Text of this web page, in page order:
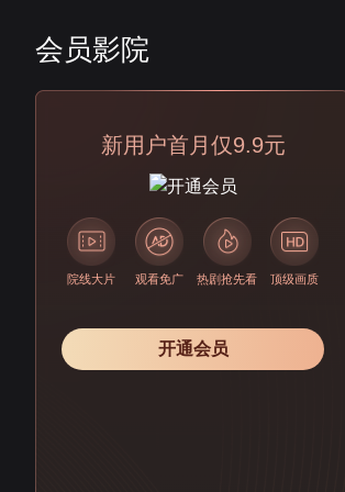
会员影院
新用户首月仅9.9元
院线大片 观看免广 热剧抢先看 顶级画质
开通会员